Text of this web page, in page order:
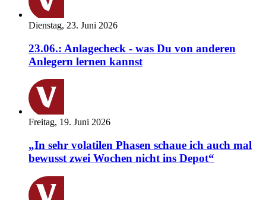
Dienstag, 23. Juni 2026
23.06.: Anlagecheck - was Du von anderen
Anlegern lernen kannst
Freitag, 19. Juni 2026
„In sehr volatilen Phasen schaue ich auch mal
bewusst zwei Wochen nicht ins Depot“